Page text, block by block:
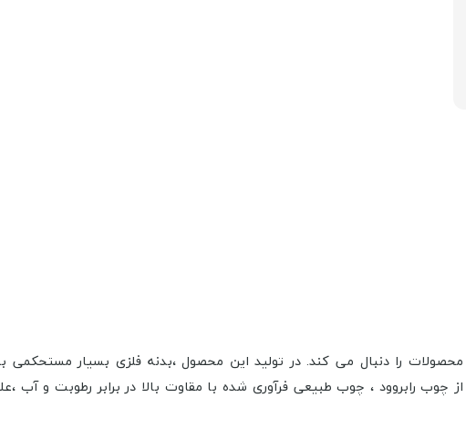
را دنبال می کند. در تولید این محصول ،بدنه فلزی بسیار
چوب رابروود ، چوب طبیعی فرآوری شده با مقاوت بالا در برابر رطوبت و آب